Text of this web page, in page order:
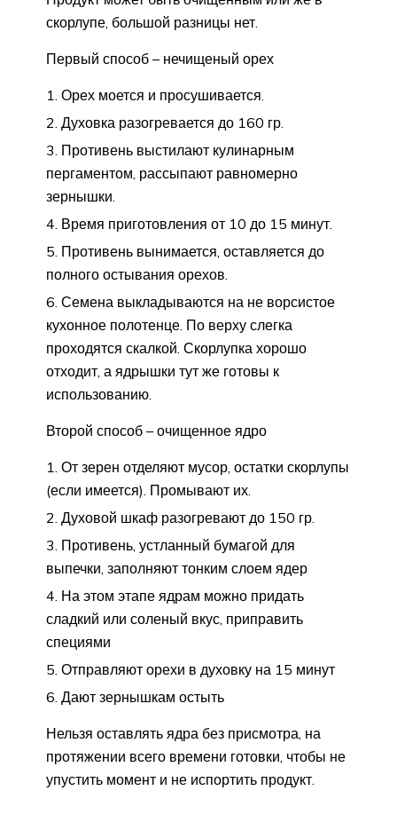
скорлупе, большой разницы нет.
Первый способ – нечищеный орех
Орех моется и просушивается.
Духовка разогревается до 160 гр.
Противень выстилают кулинарным
пергаментом, рассыпают равномерно
зернышки.
Время приготовления от 10 до 15 минут.
Противень вынимается, оставляется до
полного остывания орехов.
Семена выкладываются на не ворсистое
кухонное полотенце. По верху слегка
проходятся скалкой. Скорлупка хорошо
отходит, а ядрышки тут же готовы к
использованию.
Второй способ – очищенное ядро
От зерен отделяют мусор, остатки скорлупы
(если имеется). Промывают их.
Духовой шкаф разогревают до 150 гр.
Противень, устланный бумагой для
выпечки, заполняют тонким слоем ядер
На этом этапе ядрам можно придать
сладкий или соленый вкус, приправить
специями
Отправляют орехи в духовку на 15 минут
Дают зернышкам остыть
Нельзя оставлять ядра без присмотра, на
протяжении всего времени готовки, чтобы не
упустить момент и не испортить продукт.